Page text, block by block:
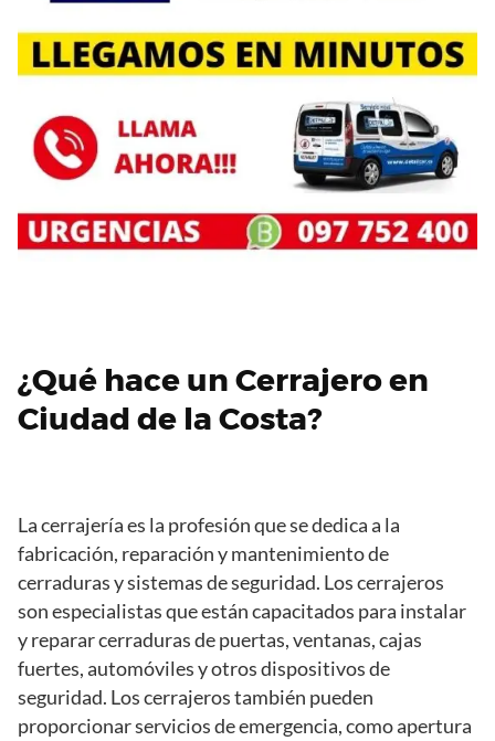
¿Qué hace un Cerrajero en
Ciudad de la Costa?
La cerrajería es la profesión que se dedica a la
fabricación, reparación y mantenimiento de
cerraduras y sistemas de seguridad. Los cerrajeros
son especialistas que están capacitados para instalar
y reparar cerraduras de puertas, ventanas, cajas
fuertes, automóviles y otros dispositivos de
seguridad. Los cerrajeros también pueden
proporcionar servicios de emergencia, como apertura